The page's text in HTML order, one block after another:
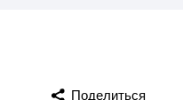
Поделиться